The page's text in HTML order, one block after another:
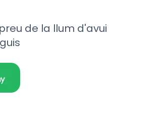
de la llum d'avui